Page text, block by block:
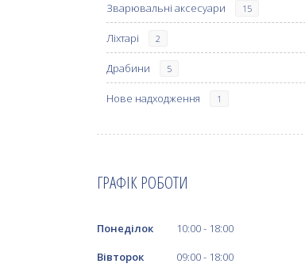
Зварювальні аксесуари 15
Ліхтарі 2
Драбини 5
Нове надходження 1
ГРАФІК РОБОТИ
Понеділок 10:00
18:00
Вівторок
09:00
18:00